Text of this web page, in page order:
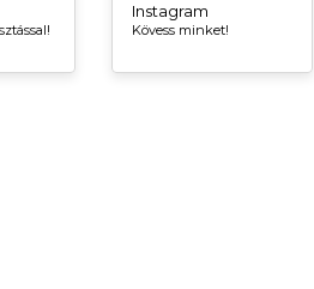
Instagram
Kövess minket!